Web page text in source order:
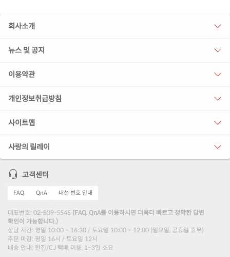
회사소개
뉴스 및 공지
이용약관
개인정보취급방침
사이트맵
사랑의 릴레이
고객센터
FAQ QnA 내선 번호 안내
대표번호: 02-839-5545 (FAQ, QnA를 이용하시면 더욱더 빠르고 정확한 답변
확인이 가능합니다.)
상담 시간: 평일 10:00 ~ 16:30 / 토요일 10:00 ~ 12:00 (일요일, 공휴일 휴무)
주문 마감: 평일 16시 / 토요일 12시
배송 안내: 한진/CJ 택배 이용, 1~3일 소요